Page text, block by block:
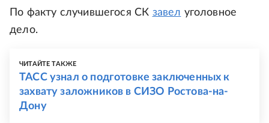
По факту случившегося СК завел уголовное
дело.
ЧИТАЙТЕ ТАКЖЕ
ТАСС узнал о подготовке заключенных к
захвату заложников в СИЗО Ростова-на-
Дону